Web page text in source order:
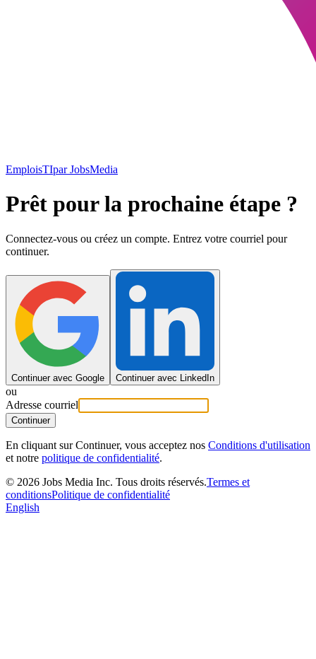
EmploisTIpar JobsMedia
Prêt pour la prochaine étape ?
Connectez-vous ou créez un compte. Entrez votre courriel pour
continuer.
Continuer avec Google Continuer avec LinkedIn
ou
Adresse courriel
Continuer
En cliquant sur Continuer, vous acceptez nos Conditions d'utilisation
et notre politique de confidentialité.
© 2026 Jobs Media Inc. Tous droits réservés.Termes et
conditionsPolitique de confidentialité
English